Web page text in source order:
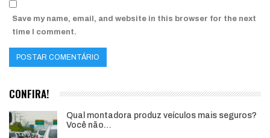
Save my name, email, and website in this browser for the next
time I comment.
CONFIRA!
Qual montadora produz veículos mais seguros?
Você não…